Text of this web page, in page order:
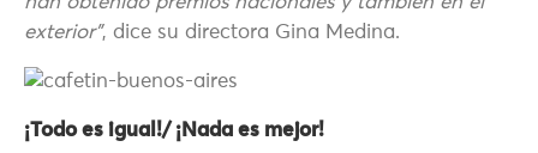
exterior”, dice su directora Gina Medina.
¡Todo es igual!/ ¡Nada es mejor!